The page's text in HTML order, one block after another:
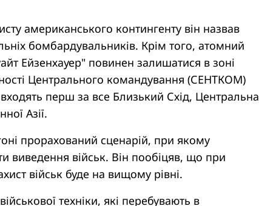
американського контингенту він назвав
бомбардувальників. Крім того, атомний
Ейзенхауер" повинен залишатися в зоні
Центрального командування (СЕНТКОМ)
перш за все Близький Схід, Центральна
Азії.
прорахований сценарій, при якому
виведення військ. Він пообіцяв, що при
військ буде на вищому рівні.
техніки, які перебувають в